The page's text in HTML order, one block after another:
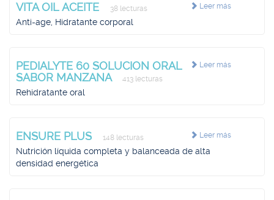
Leer más
VITA OIL ACEITE 38 lecturas
Anti-age, Hidratante corporal
Leer más
PEDIALYTE 60 SOLUCION ORAL
SABOR MANZANA
413 lecturas
Rehidratante oral
Leer más
ENSURE PLUS 148 lecturas
Nutrición líquida completa y balanceada de alta
densidad energética